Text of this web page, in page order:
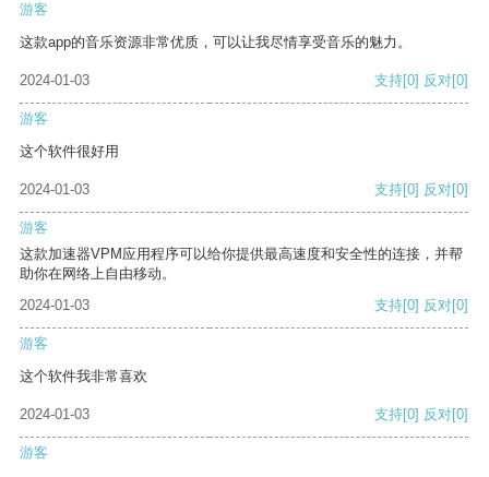
游客
这款app的音乐资源非常优质，可以让我尽情享受音乐的魅力。
2024-01-03 支持[0] 反对[0]
游客
这个软件很好用
2024-01-03 支持[0] 反对[0]
游客
这款加速器VPM应用程序可以给你提供最高速度和安全性的连接，并帮
助你在网络上自由移动。
2024-01-03
支持[0] 反对[0]
游客
这个软件我非常喜欢
2024-01-03 支持[0] 反对[0]
游客